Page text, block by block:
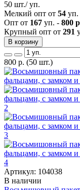
50 шт./ уп.
Мелкий опт от 54 уп.
Опт от 167 уп. - 800
Крупный опт от 291
В корзину
800 р. (50 шт.)
Артикул: 104038
В наличии